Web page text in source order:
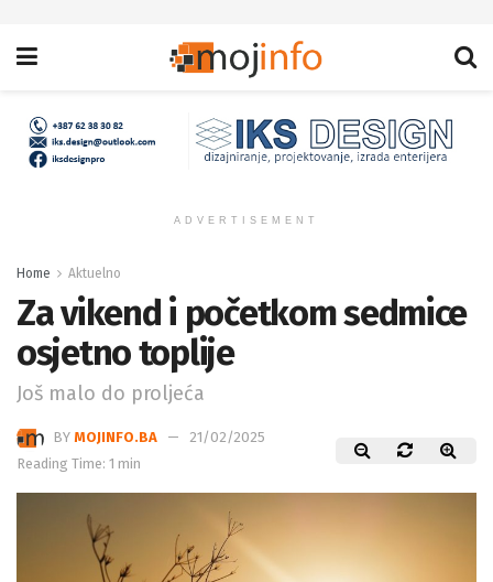
ADVERTISEMENT
Home Aktuelno
Za vikend i početkom sedmice
osjetno toplije
Još malo do proljeća
BY MOJINFO.BA
21/02/2025
Reading Time: 1 min